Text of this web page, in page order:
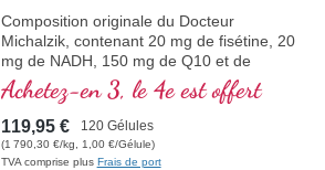
Composition originale du Docteur
Michalzik, contenant 20 mg de fisétine, 20
mg de NADH, 150 mg de Q10 et de
nombreux autres agents mitochondriaux
importants. Avec le D-Pinitol qui augmente
la biodisponibilité. Enveloppe des gélules
vegan, sans PEG ni carraghénane, flacon
scellé sans aluminium, activateur
Achetez-en 3, le 4e est offert
119,95 € 120 Gélules
(1 790,30 €/kg, 1,00 €/Gélule)
TVA comprise plus Frais de port